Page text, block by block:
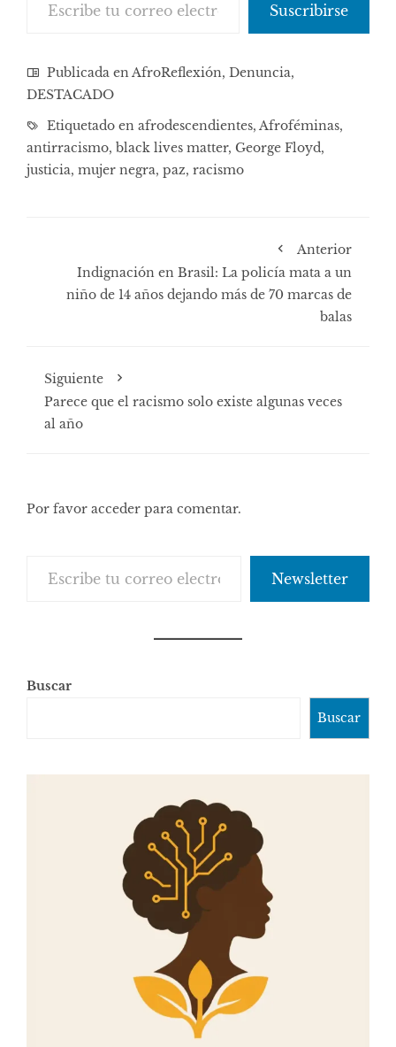
Suscribirse
Publicada enAfroReflexión, Denuncia,
DESTACADO
Etiquetado en afrodescendientes, Afroféminas,
antirracismo, black lives matter, George Floyd,
justicia, mujer negra, paz, racismo
Anterior
Indignación en Brasil: La policía mata a un
niño de 14 años dejando más de 70 marcas de
balas
Siguiente
Parece que el racismo solo existe algunas veces
al año
Por favor acceder para comentar.
Newsletter
Buscar
Buscar